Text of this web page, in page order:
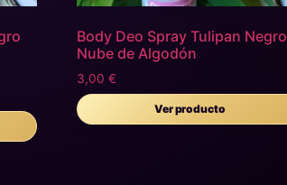
Body Deo Spray Tulipan Negro
Nube de Algodón
3,00 €
Ver producto